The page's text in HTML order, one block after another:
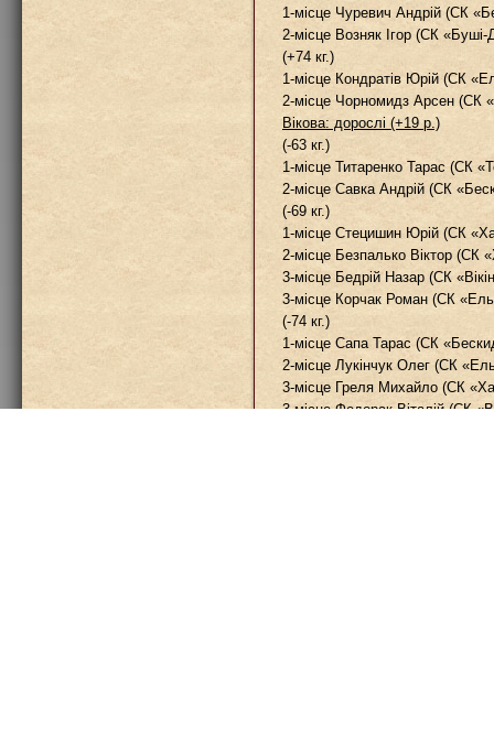
1-місце Чуревич Андрій (СК
2-місце Возняк Ігор (СК «Буші-
(+74 кг.)
1-місце Кондратів Юрій (СК
2-місце Чорномидз Арсен (СК
Вікова: дорослі (+19 р.)
(-63 кг.)
1-місце Титаренко Тарас (СК
2-місце Савка Андрій (СК
(-69 кг.)
1-місце Стецишин Юрій (СК
2-місце Безпалько Віктор (СК
3-місце Бедрій Назар (СК
3-місце Корчак Роман (СК
(-74 кг.)
1-місце Сапа Тарас (СК
2-місце Лукінчук Олег (СК
3-місце Греля Михайло (СК
3-місце Федорак Віталій (СК